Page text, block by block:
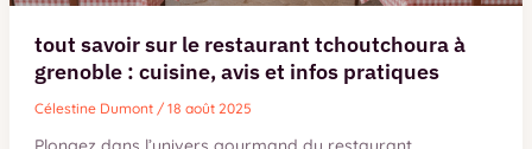
tout savoir sur le restaurant tchoutchoura à
grenoble : cuisine, avis et infos pratiques
Célestine Dumont / 18 août 2025